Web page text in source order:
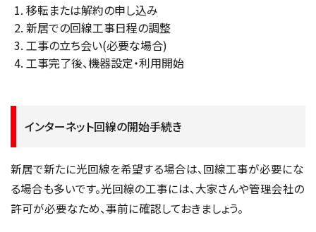
移転または解約の申し込み
新居での回線工事日程の調整
工事の立ち会い(必要な場合)
工事完了後、機器設定・利用開始
インターネット回線の開始手続き
新居で新たに光回線を希望する場合は、回線工事が必要にな
る場合も多いです。光回線の工事には、大家さんや管理会社の
許可が必要なため、事前に確認しておきましょう。